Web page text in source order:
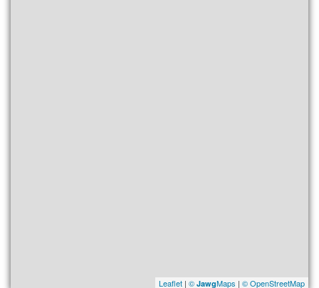
Leaflet | © JawgMaps | © OpenStreetMap